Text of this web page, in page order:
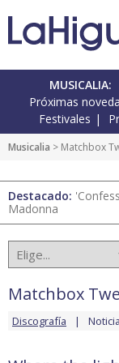
MUSICALIA:
Próximas
Festivales
Musicalia > Matchbox
Destacado:
Madonna
Matchbox
Discografía